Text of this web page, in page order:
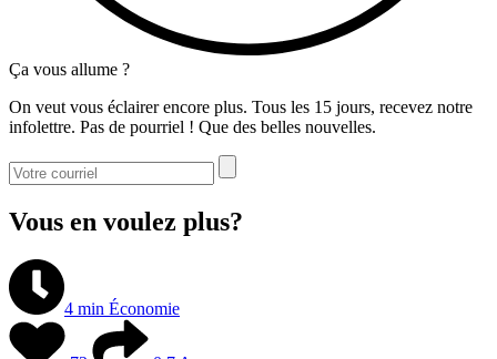
Ça vous allume ?
On veut vous éclairer encore plus. Tous les 15 jours, recevez notre
infolettre. Pas de pourriel ! Que des belles nouvelles.
Vous en voulez plus?
4 min Économie